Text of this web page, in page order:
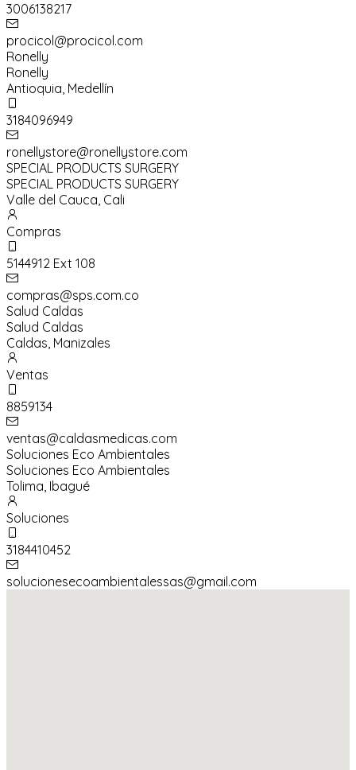
3006138217
procicol@procicol.com
Ronelly
Ronelly
Antioquia, Medellín
3184096949
ronellystore@ronellystore.com
SPECIAL PRODUCTS SURGERY
SPECIAL PRODUCTS SURGERY
Valle del Cauca, Cali
Compras
5144912 Ext 108
compras@sps.com.co
Salud Caldas
Salud Caldas
Caldas, Manizales
Ventas
8859134
ventas@caldasmedicas.com
Soluciones Eco Ambientales
Soluciones Eco Ambientales
Tolima, Ibagué
Soluciones
3184410452
solucionesecoambientalessas@gmail.com